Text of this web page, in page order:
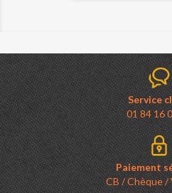
Service
01 84 16
Paiement
CB / Chèque /